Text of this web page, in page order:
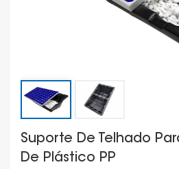
Suporte De Telhado
De Plástico PP